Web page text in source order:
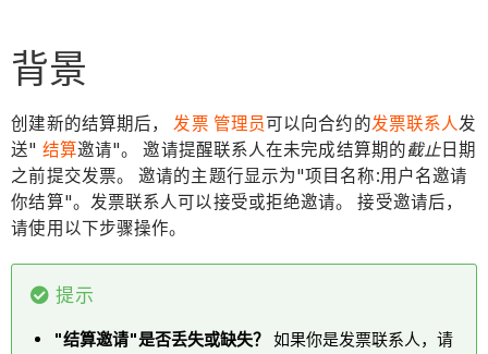
背景
创建新的结算期后， 发票 管理员可以向合约的发票联系人 发
送" 结算邀请"。 邀请提醒联系人在未完成结算期的截止 日期
之前提交发票。 邀请的主题行显示为"项目名称:用户名邀请
你结算"。发票联系人可以接受或拒绝邀请。 接受邀请后，
请使用以下步骤操作。
提示
"结算邀请"是否丢失或缺失？ 如果你是发票联系人，请